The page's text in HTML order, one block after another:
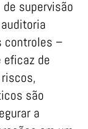
supervisão
controles –
de
são
a